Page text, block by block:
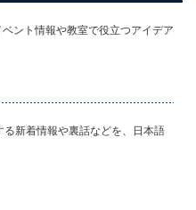
ント情報や教室で役立つアイデア
新着情報や裏話などを、日本語